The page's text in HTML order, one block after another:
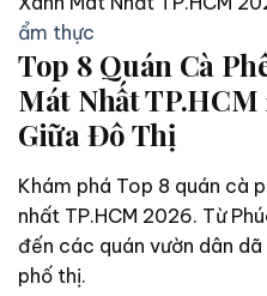
ẩm thực
Top 8 Quán Cà
Mát Nhất
Giữa Đô Thị
Khám phá Top 8 quán cà
nhất TP.HCM 2026. Từ
đến các quán vườn dân
phố thị.